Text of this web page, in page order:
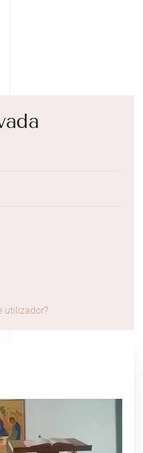
utilizador?